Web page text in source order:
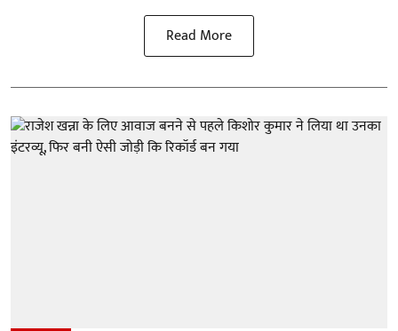
Read More